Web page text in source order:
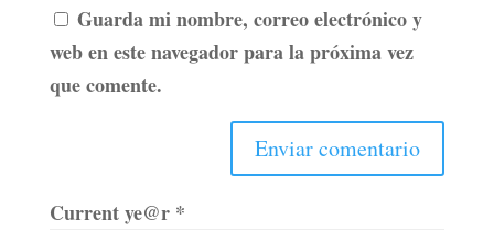
Guarda mi nombre, correo electrónico y
web en este navegador para la próxima vez
que comente.
Current ye@r *